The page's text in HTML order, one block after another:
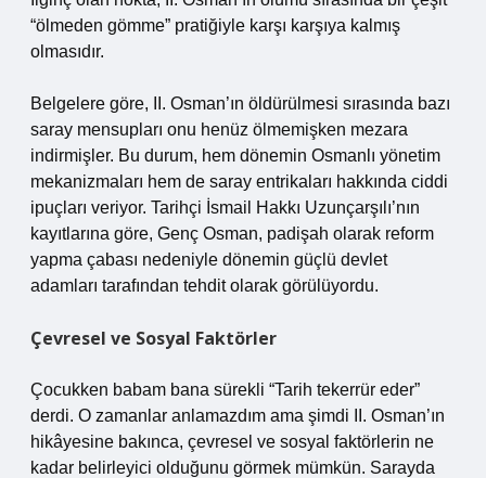
“ölmeden gömme” pratiğiyle karşı karşıya kalmış
olmasıdır.
Belgelere göre, II. Osman’ın öldürülmesi sırasında bazı
saray mensupları onu henüz ölmemişken mezara
indirmişler. Bu durum, hem dönemin Osmanlı yönetim
mekanizmaları hem de saray entrikaları hakkında ciddi
ipuçları veriyor. Tarihçi İsmail Hakkı Uzunçarşılı’nın
kayıtlarına göre, Genç Osman, padişah olarak reform
yapma çabası nedeniyle dönemin güçlü devlet
adamları tarafından tehdit olarak görülüyordu.
Çevresel ve Sosyal Faktörler
Çocukken babam bana sürekli “Tarih tekerrür eder”
derdi. O zamanlar anlamazdım ama şimdi II. Osman’ın
hikâyesine bakınca, çevresel ve sosyal faktörlerin ne
kadar belirleyici olduğunu görmek mümkün. Sarayda